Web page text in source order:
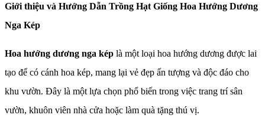
Giới thiệu và Hướng Dẫn Trồng Hạt Giống Hoa Hướng Dương
Nga Kép
Hoa hướng dương nga kép là một loại hoa hướng dương được lai
tạo để có cánh hoa kép, mang lại vẻ đẹp ấn tượng và độc đáo cho
khu vườn. Đây là một lựa chọn phổ biến trong việc trang trí sân
vườn, khuôn viên nhà cửa hoặc làm quà tặng thú vị.